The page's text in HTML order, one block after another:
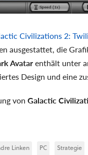
Civilizations 2:
ausgestattet, die
Avatarenthält unter
Design und eine
von Galactic
Linken PC Strategie